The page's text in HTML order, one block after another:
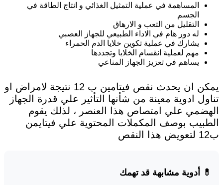
المساهمة في عملية التمثيل الغذائي و انتاج الطاقة في
الجسم
التقليل من التعب و الارهاق
له دور هام في الاداء الطبيعي للجهاز العصبي
يشارك في عملية تكوين خلايا الدم الحمراء
مهم لعملية انقسام الخلايا وتجددها
يساهم في تعزيز الجهاز المناعي
يمكن ان يحدث نقص فيتامين ب 12 نتيجة لامراض او
تناول ادوية معينة من شأنها التأثير علي قدرة الجهاز
الهضمي علي امتصاص هذا العنصر ، لذلك يقوم
الطبيب بوصف المكملات المحتوية علي فيتايمن
ب12 لتعويض هذا النقص
💊 أدوية مشابهة قد تهمك